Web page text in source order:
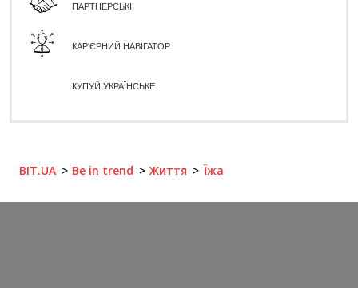
ПАРТНЕРСЬКІ
КАР'ЄРНИЙ НАВІГАТОР
КУПУЙ УКРАЇНСЬКЕ
BIT.UA Be in trend Життя Їжа